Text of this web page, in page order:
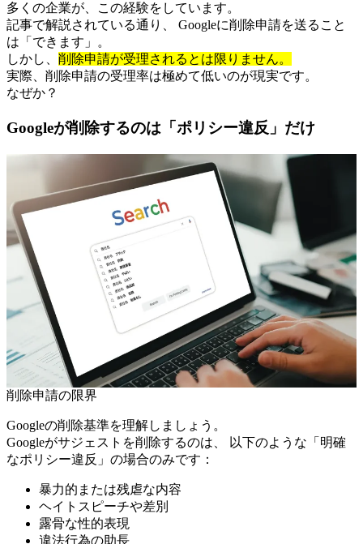
多くの企業が、この経験をしています。
記事で解説されている通り、 Googleに削除申請を送ること
は「できます」。
しかし、 削除申請が受理されるとは限りません。
実際、削除申請の受理率は極めて低いのが現実です。
なぜか？
Googleが削除するのは「ポリシー違反」だけ
削除申請の限界
Googleの削除基準を理解しましょう。
Googleがサジェストを削除するのは、 以下のような「明確
なポリシー違反」の場合のみです：
暴力的または残虐な内容
ヘイトスピーチや差別
露骨な性的表現
違法行為の助長